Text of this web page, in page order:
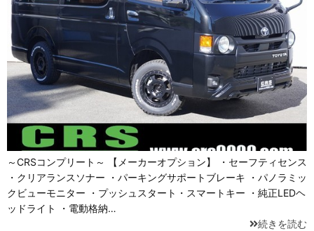
～CRSコンプリート～ 【メーカーオプション】 ・セーフティセンス
・クリアランスソナー ・パーキングサポートブレーキ ・パノラミッ
クビューモニター ・プッシュスタート・スマートキー ・純正LEDヘ
ッドライト ・電動格納…
続きを読む